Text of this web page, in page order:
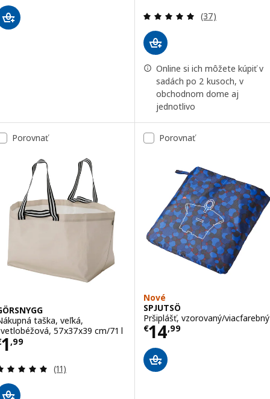
Prehľad: 5 z 5
(37)
Online si ich môžete kúpiť v
sadách po 2 kusoch, v
obchodnom dome aj
jednotlivo
Porovnať
taška, veľká,
57x37x39 cm/71 l
1,99 € 1,99
Prehľad: 5 z 5 hviezdy. Celkové hodnotenie:
(11)
Porovnať
Nové
SPJUTSÖ
Pršiplášť, vzorovaný/viacfarebný
€14,99
Cena € 14,99